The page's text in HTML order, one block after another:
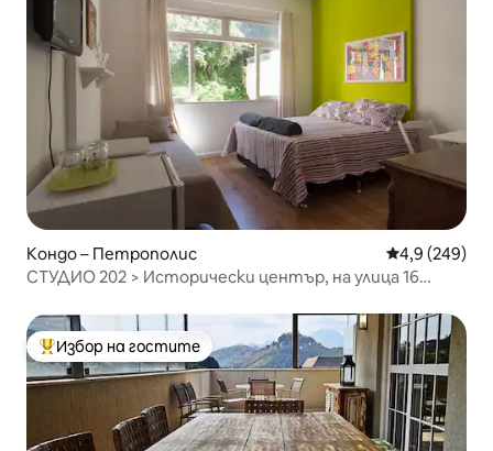
Кондо – Петрополис Средна
4,9 (249)
СТУДИО 202 > Исторически център, на улица 16
Най-популярен избор на гостите
Избор на гостите